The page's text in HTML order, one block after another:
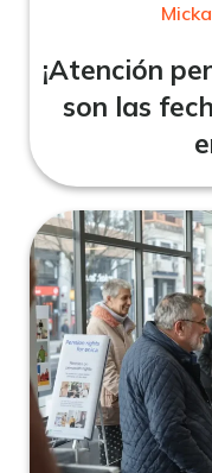
¡Atención
son las